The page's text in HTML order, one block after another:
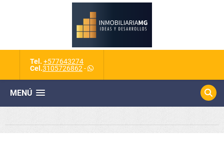
Tel. +577643274
Cel.3105726862 -
MENÚ